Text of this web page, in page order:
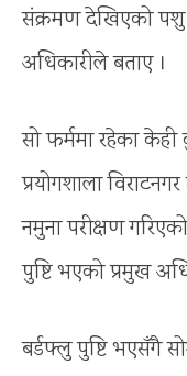
संक्रमण देखिएको पशु
अधिकारीले बताए ।
सो फर्ममा रहेका
प्रयोगशाला
नमुना परीक्षण
पुष्टि भएको प्रमुख
बर्डफ्लु पुष्टि भएसँगै